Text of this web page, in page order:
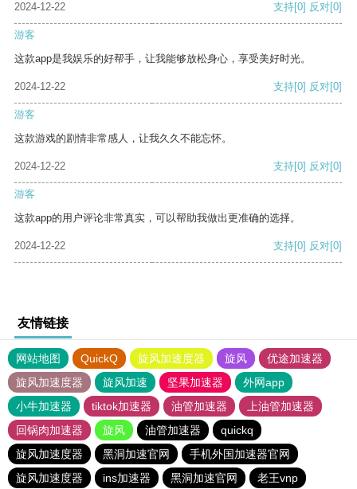
2024-12-22
支持[0] 反对[0]
游客
这款app是我娱乐的好帮手，让我能够放松身心，享受美好时光。
2024-12-22 支持[0] 反对[0]
游客
这款游戏的剧情非常感人，让我久久不能忘怀。
2024-12-22 支持[0] 反对[0]
游客
这款app的用户评论非常真实，可以帮助我做出更准确的选择。
2024-12-22 支持[0] 反对[0]
友情链接
网站地图 QuickQ 旋风加速度器 旋风
优途加速器
旋风加速度器
旋风加速 坚果加速器
外网app
小牛加速器
tiktok加速器 油管加速器
上油管加速器
回锅肉加速器
旋风 油管加速器
quickq
旋风加速度器
黑洞加速官网
手机外国加速器官网
旋风加速度器
ins加速器 黑洞加速官网 老王vnp